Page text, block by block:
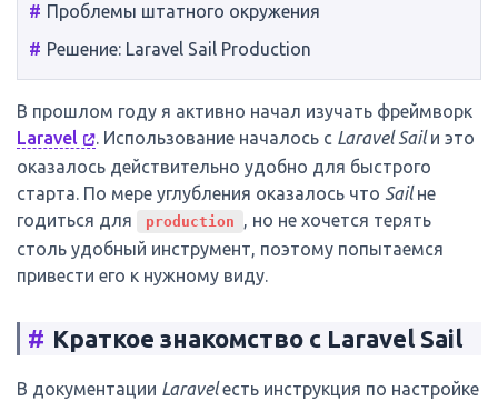
Проблемы штатного окружения
Решение: Laravel Sail Production
В прошлом году я активно начал изучать фреймворк
Laravel
. Использование началось с Laravel Sailи это
оказалось действительно удобно для быстрого
старта. По мере углубления оказалось что Sailне
годиться для
production
, но не хочется терять
столь удобный инструмент, поэтому попытаемся
привести его к нужному виду.
# Краткое знакомство с Laravel Sail
В документации Laravelесть инструкция по настройке